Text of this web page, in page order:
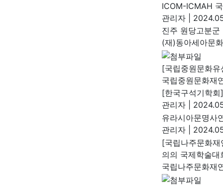
ICOM-ICMAH
관리자
진주 원당고분
(재)동아세아문
[국립중원문화
국립중원문화재
[한국구석기학
관리자
유라시아문명사
관리자
[국립나주문화
의의 국제학술
국립나주문화재